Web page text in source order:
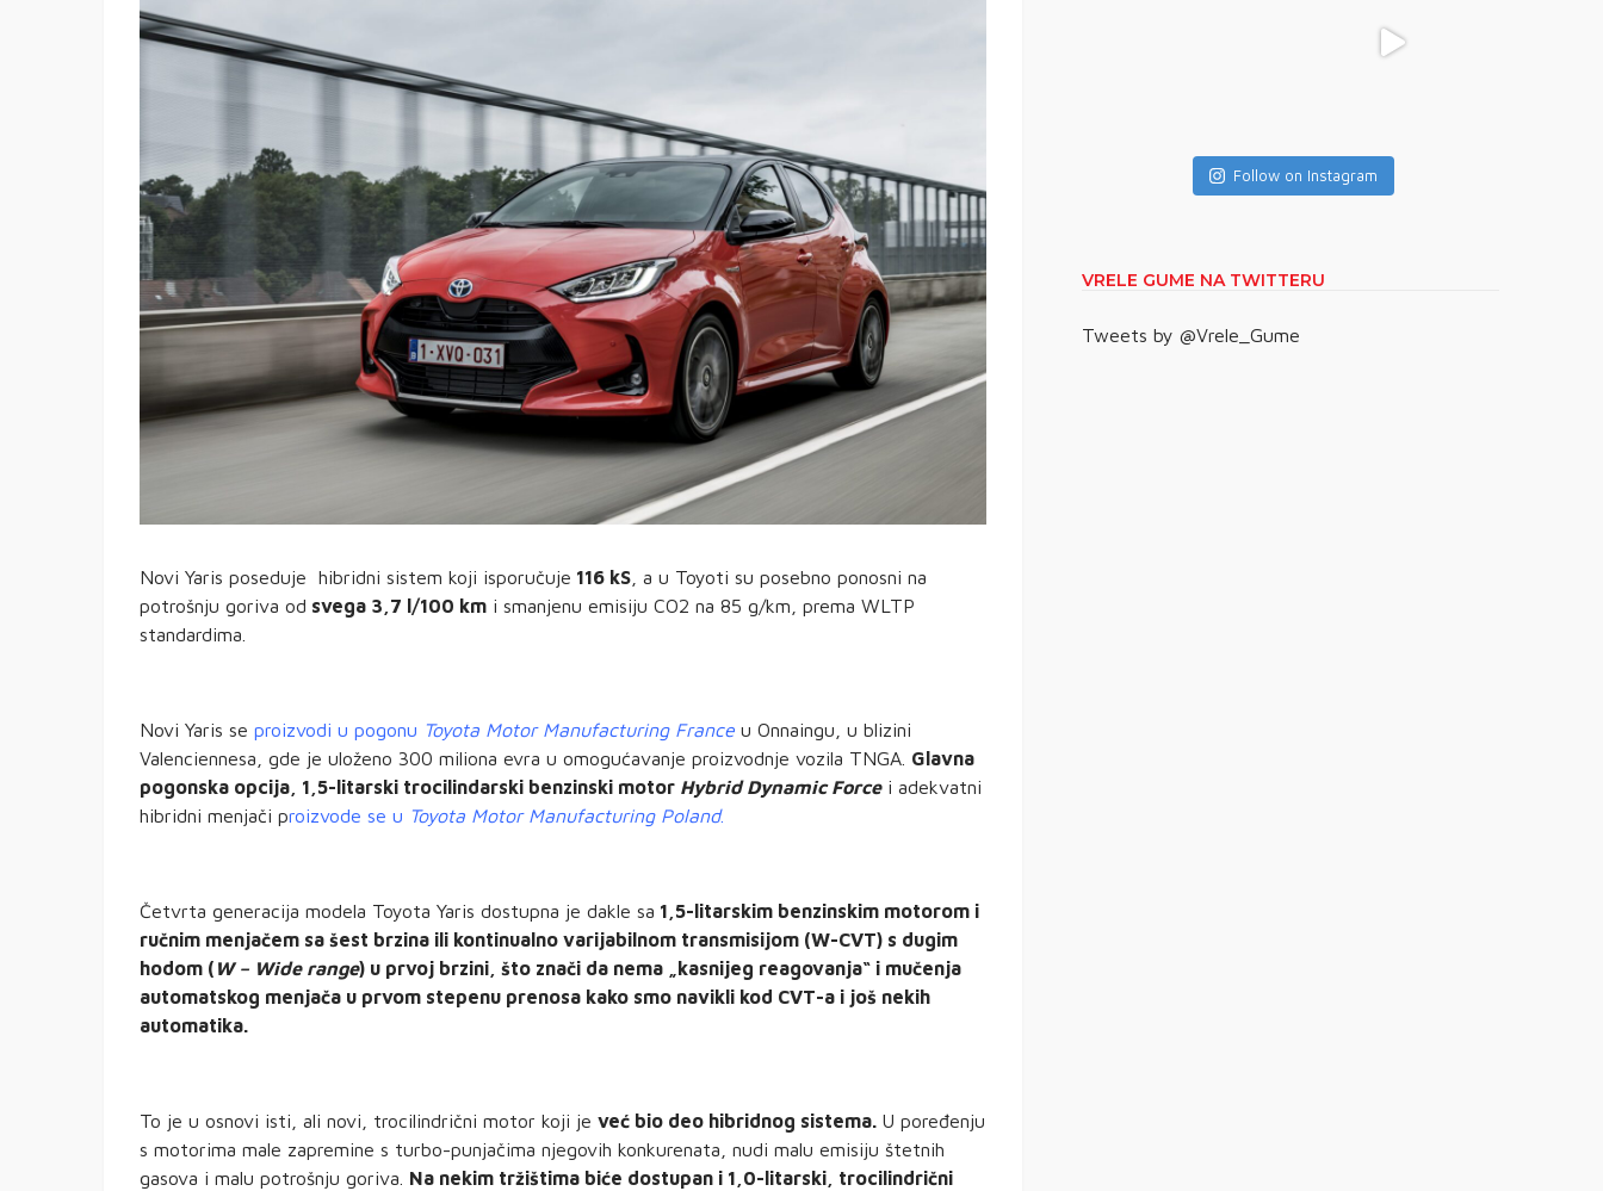
Novi Yaris poseduje hibridni sistem koji isporučuje 116 kS , a u Toyoti su posebno ponosni na
potrošnju goriva od svega 3,7 l/100 km i smanjenu emisiju CO2 na 85 g/km, prema WLTP
standardima.
Novi Yaris se proizvodi u pogonu Toyota Motor Manufacturing France u Onnaingu, u blizini
Valenciennesa, gde je uloženo 300 miliona evra u omogućavanje proizvodnje vozila TNGA. Glavna
pogonska opcija, 1,5-litarski trocilindarski benzinski motor Hybrid Dynamic Forcei adekvatni
hibridni menjači proizvode se u Toyota Motor Manufacturing Poland.
Četvrta generacija modela Toyota Yaris dostupna je dakle sa 1,5-litarskim benzinskim motorom i
ručnim menjačem sa šest brzina ili kontinualno varijabilnom transmisijom (W-CVT) s dugim
hodom ( W – Wide range) u prvoj brzini, što znači da nema „kasnijeg reagovanja“ i mučenja
automatskog menjača u prvom stepenu prenosa kako smo navikli kod CVT-a i još nekih
automatika.
To je u osnovi isti, ali novi, trocilindrični motor koji je već bio deo hibridnog sistema. U poređenju
s motorima male zapremine s turbo-punjačima njegovih konkurenata, nudi malu emisiju štetnih
gasova i malu potrošnju goriva. Na nekim tržištima biće dostupan i 1,0-litarski, trocilindrični
Follow on Instagram
VRELE GUME NA TWITTERU
Tweets by @Vrele_Gume